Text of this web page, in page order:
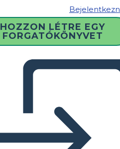
HOZZON LÉTRE EGY
FORGATÓKÖNYVET